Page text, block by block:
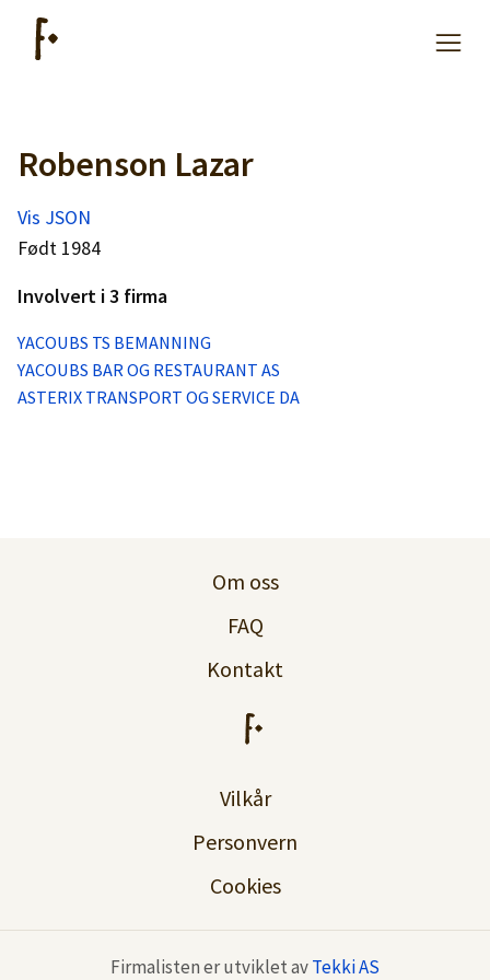
Artikler
Hjelp
Kjøpe lister
Priser
Robenson Lazar
Vis JSON
Født 1984
Involvert i 3 firma
YACOUBS TS BEMANNING
YACOUBS BAR OG RESTAURANT AS
ASTERIX TRANSPORT OG SERVICE DA
Om oss
FAQ
Kontakt
Vilkår
Personvern
Cookies
Firmalisten er utviklet avTekki AS